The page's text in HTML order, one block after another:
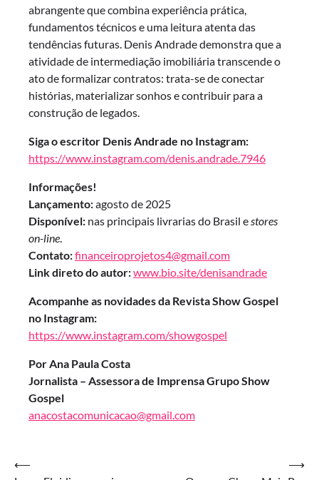
abrangente que combina experiência prática,
fundamentos técnicos e uma leitura atenta das
tendências futuras. Denis Andrade demonstra que a
atividade de intermediação imobiliária transcende o
ato de formalizar contratos: trata-se de conectar
histórias, materializar sonhos e contribuir para a
construção de legados.
Siga o escritor Denis Andrade no Instagram:
https://www.instagram.com/denis.andrade.7946
Informações!
Lançamento:agosto de 2025
Disponível: nas principais livrarias do Brasil estores
on-line.
Contato:financeiroprojetos4@gmail.com
Link direto do autor:www.bio.site/denisandrade
Acompanhe as novidades da Revista Show Gospel
no Instagram:
https://www.instagram.com/showgospel
Por Ana Paula Costa
Jornalista – Assessora de Imprensa Grupo Show
Gospel
anacostacomunicacao@gmail.com
Navegação
⟵
⟶